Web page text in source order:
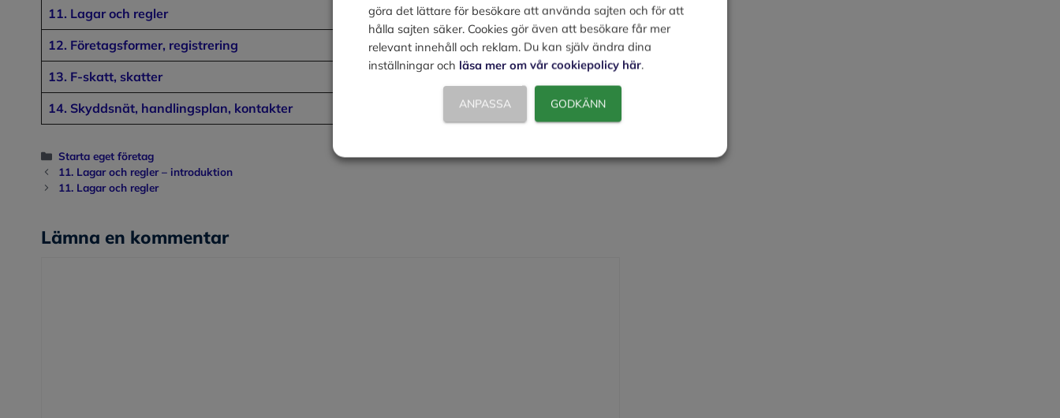
11. Lagar och regler
12. Företagsformer, registrering
13. F-skatt, skatter
14. Skyddsnät, handlingsplan, kontakter
Kategorier
Starta eget företag
11. Lagar och regler – introduktion
11. Lagar och regler
Lämna en kommentar
göra det lättare för besökare att använda sajten och för att
hålla sajten säker. Cookies gör även att besökare får mer
relevant innehåll och reklam. Du kan själv ändra dina
inställningar och läsa mer om vår cookiepolicy här.
ANPASSA GODKÄNN